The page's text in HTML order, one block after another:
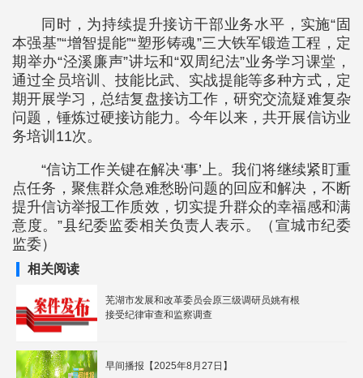
同时，为持续提升接访干部业务水平，实施“固
本强基”“增智提能”“塑形铸魂”三大铁军锻造工程，定
期举办“泾溪廉声”讲坛和“双周纪法”业务学习课堂，
通过全员培训、技能比武、实战提能等多种方式，定
期开展学习，总结复盘接访工作，研究交流疑难复杂
问题，锤炼过硬接访能力。今年以来，共开展信访业
务培训11次。
“信访工作关键在解决‘事’上。我们将继续紧盯重
点任务，聚焦群众急难愁盼问题的回应和解决，不断
提升信访举报工作质效，切实提升群众的幸福感和满
意度。”县纪委监委相关负责人表示。（宣城市纪委
监委）
相关阅读
芜湖市发展和改革委员会原三级调研员姚有根
接受纪律审查和监察调查
早间播报【2025年8月27日】